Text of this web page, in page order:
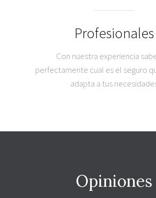
Profesionales
Con nuestra experiencia
perfectamente cual es el seguro
adapta a tus
Opiniones